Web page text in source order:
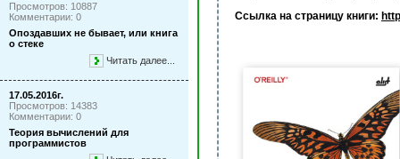
Просмотров: 10887
Комментарии: 0
Опоздавших не бывает, или книга
о стеке
Читать далее...
17.05.2016г.
Просмотров: 14383
Комментарии: 0
Теория вычислений для
программистов
Ссылка на страницу книги: